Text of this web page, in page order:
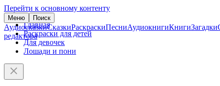
Перейти к основному контенту
Меню Поиск
АудиосказкиСказкиРаскраскиПесниАудиокнигиКнигиЗагадки
редактора
Главная
Раскраски для детей
Для девочек
Лошади и пони